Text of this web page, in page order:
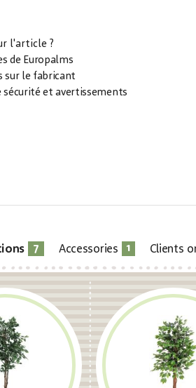
l'article ?
de Europalms
sur le fabricant
sécurité et avertissements
7 Accessories 1 Clients